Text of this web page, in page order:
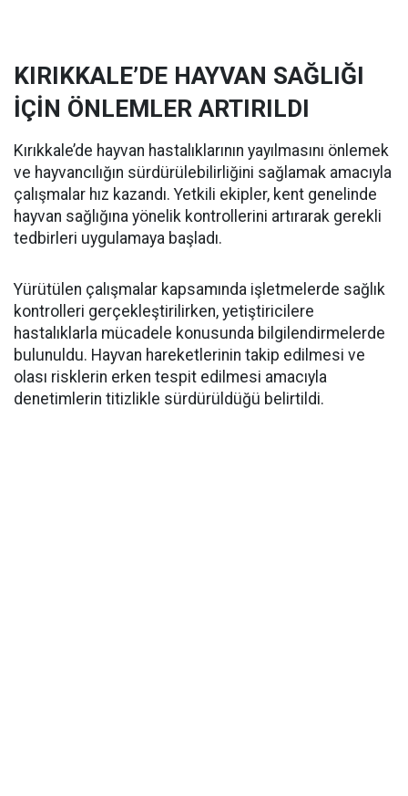
KIRIKKALE’DE HAYVAN SAĞLIĞI
İÇİN ÖNLEMLER ARTIRILDI
Kırıkkale’de hayvan hastalıklarının yayılmasını önlemek
ve hayvancılığın sürdürülebilirliğini sağlamak amacıyla
çalışmalar hız kazandı. Yetkili ekipler, kent genelinde
hayvan sağlığına yönelik kontrollerini artırarak gerekli
tedbirleri uygulamaya başladı.
Yürütülen çalışmalar kapsamında işletmelerde sağlık
kontrolleri gerçekleştirilirken, yetiştiricilere
hastalıklarla mücadele konusunda bilgilendirmelerde
bulunuldu. Hayvan hareketlerinin takip edilmesi ve
olası risklerin erken tespit edilmesi amacıyla
denetimlerin titizlikle sürdürüldüğü belirtildi.